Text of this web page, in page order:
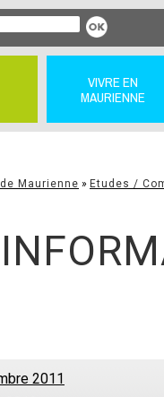
VIVRE EN
MAURIENNE
Maurienne » Etudes /
2011